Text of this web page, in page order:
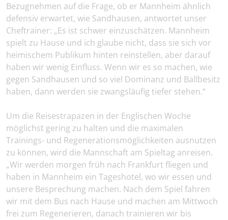
Bezugnehmen auf die Frage, ob er Mannheim ähnlich
defensiv erwartet, wie Sandhausen, antwortet unser
Cheftrainer: „Es ist schwer einzuschätzen. Mannheim
spielt zu Hause und ich glaube nicht, dass sie sich vor
heimischem Publikum hinten reinstellen, aber darauf
haben wir wenig Einfluss. Wenn wir es so machen, wie
gegen Sandhausen und so viel Dominanz und Ballbesitz
haben, dann werden sie zwangsläufig tiefer stehen.“
Um die Reisestrapazen in der Englischen Woche
möglichst gering zu halten und die maximalen
Trainings- und Regenerationsmöglichkeiten ausnutzen
zu können, wird die Mannschaft am Spieltag anreisen.
„Wir werden morgen früh nach Frankfurt fliegen und
haben in Mannheim ein Tageshotel, wo wir essen und
unsere Besprechung machen. Nach dem Spiel fahren
wir mit dem Bus nach Hause und machen am Mittwoch
frei zum Regenerieren, danach trainieren wir bis